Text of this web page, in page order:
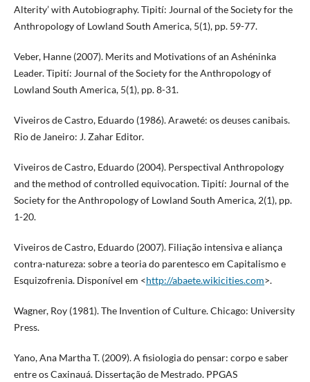
Alterity’ with Autobiography. Tipití: Journal of the Society for the
Anthropology of Lowland South America, 5(1), pp. 59-77.
Veber, Hanne (2007). Merits and Motivations of an Ashéninka
Leader. Tipití: Journal of the Society for the Anthropology of
Lowland South America, 5(1), pp. 8-31.
Viveiros de Castro, Eduardo (1986). Araweté: os deuses canibais.
Rio de Janeiro: J. Zahar Editor.
Viveiros de Castro, Eduardo (2004). Perspectival Anthropology
and the method of controlled equivocation. Tipití: Journal of the
Society for the Anthropology of Lowland South America, 2(1), pp.
1-20.
Viveiros de Castro, Eduardo (2007). Filiação intensiva e aliança
contra-natureza: sobre a teoria do parentesco em Capitalismo e
Esquizofrenia. Disponível em <http://abaete.wikicities.com>.
Wagner, Roy (1981). The Invention of Culture. Chicago: University
Press.
Yano, Ana Martha T. (2009). A fisiologia do pensar: corpo e saber
entre os Caxinauá. Dissertação de Mestrado. PPGAS